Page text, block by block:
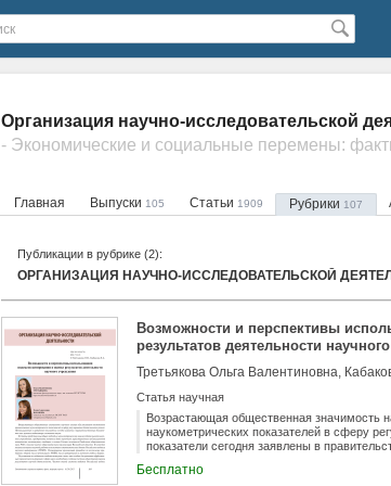
Организация научно-исследовательской
Главная Выпуски 105 Статьи 1909 Рубрики 107
Публикации в рубрике (2):
ОРГАНИЗАЦИЯ НАУЧНО-ИССЛЕДОВАТЕЛЬСКОЙ
Возможности и перспективы
результатов деятельности
Третьякова Ольга Валентиновна,
Статья научная
Возрастающая общественная значимость
наукометрических показателей в сферу
показатели сегодня заявлены в
предпринята попытка дать оценочную
Бесплатно